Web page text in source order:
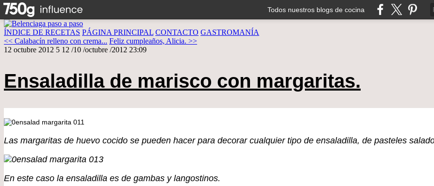
Todos nuestros blogs de cocina
ÍNDICE DE RECETAS PÁGINA PRINCIPAL CONTACTO GASTROMANÍA
<< Calabacín relleno con crema... Feliz cumpleaños, Alicia. >>
12 octubre 2012 5 12 /10 /octubre /2012 23:09
Ensaladilla de marisco con margaritas.
Las margaritas de huevo cocido se pueden hacer para decorar cualquier tipo de ensaladilla, de pasteles
En este caso la ensaladilla es de gambas y langostinos.